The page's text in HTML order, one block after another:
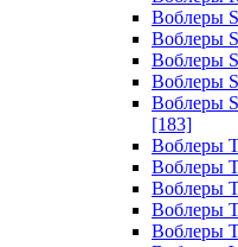
Воблеры
Воблеры
Воблеры
Воблеры
Воблеры
[183]
Воблеры
Воблеры
Воблеры
Воблеры
Воблеры